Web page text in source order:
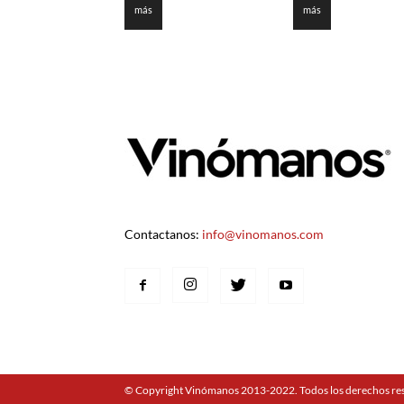
más
más
Contactanos: info@vinomanos.com
© Copyright Vinómanos 2013-2022. Todos los derechos